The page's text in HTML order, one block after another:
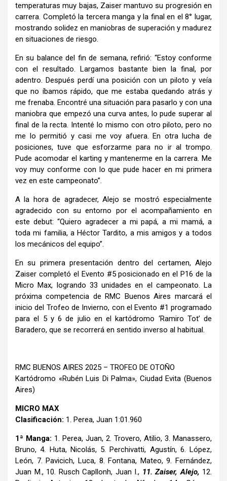
temperaturas muy bajas, Zaiser mantuvo su progresión en
carrera. Completó la tercera manga y la final en el 8° lugar,
mostrando solidez en maniobras de superación y madurez
en situaciones de riesgo.
En su balance del fin de semana, refirió: “Estoy conforme
con el resultado. Largamos bastante bien la final, por
adentro. Después perdí una posición con un piloto y veía
que no íbamos rápido, que me estaba quedando atrás y
me frenaba. Encontré una situación para pasarlo y con una
maniobra que empezó una curva antes, lo pude superar al
final de la recta. Intenté lo mismo con otro piloto, pero no
me lo permitió y casi me voy afuera. En otra lucha de
posiciones, tuve que esforzarme para no ir al trompo.
Pude acomodar el karting y mantenerme en la carrera. Me
voy muy conforme con lo que pude hacer en mi primera
vez en este campeonato”.
A la hora de agradecer, Alejo se mostró especialmente
agradecido con su entorno por el acompañamiento en
este debut: “Quiero agradecer a mi papá, a mi mamá, a
toda mi familia, a Héctor Tardito, a mis amigos y a todos
los mecánicos del equipo”.
En su primera presentación dentro del certamen, Alejo
Zaiser completó el Evento #5 posicionado en el P16 de la
Micro Max, logrando 33 unidades en el campeonato. La
próxima competencia de RMC Buenos Aires marcará el
inicio del Trofeo de Invierno, con el Evento #1 programado
para el 5 y 6 de julio en el kartódromo ‘Ramiro Tot’ de
Baradero, que se recorrerá en sentido inverso al habitual.
RMC BUENOS AIRES 2025 – TROFEO DE OTOÑO
Kartódromo «Rubén Luis Di Palma», Ciudad Evita (Buenos
Aires)
MICRO MAX
Clasificación: 1. Perea, Juan 1:01.960
1ª Manga: 1. Perea, Juan, 2. Trovero, Atilio, 3. Manassero,
Bruno, 4. Huta, Nicolás, 5. Perchivatti, Agustín, 6. López,
León, 7. Pavicich, Luca, 8. Fontana, Mateo, 9. Fernández,
Juan M., 10. Rusch Capllonh, Juan I., 11. Zaiser, Alejo, 12.